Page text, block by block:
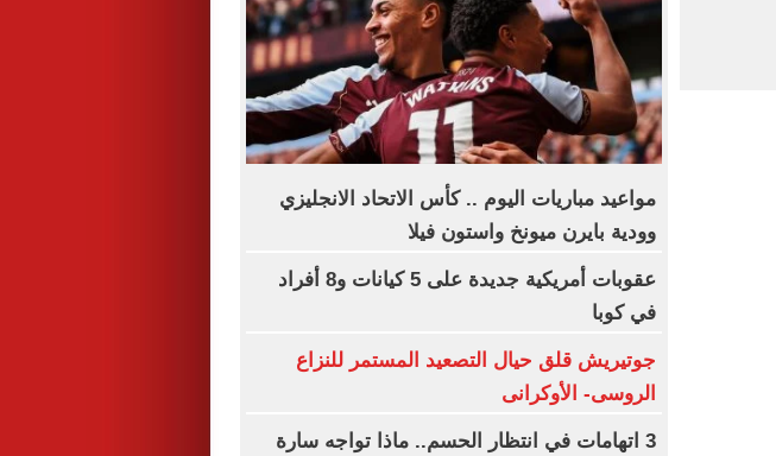
مواعيد مباريات اليوم .. كأس الاتحاد الانجليزي
وودية بايرن ميونخ واستون فيلا
عقوبات أمريكية جديدة على 5 كيانات و8 أفراد
في كوبا
جوتيريش قلق حيال التصعيد المستمر للنزاع
الروسى- الأوكرانى
3 اتهامات في انتظار الحسم.. ماذا تواجه سارة